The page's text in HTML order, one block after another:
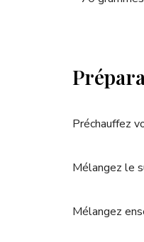
Préchauffez
Mélangez le
Mélangez